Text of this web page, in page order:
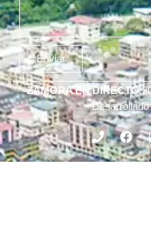
Enviar
ZAMORA EN DIRECTO